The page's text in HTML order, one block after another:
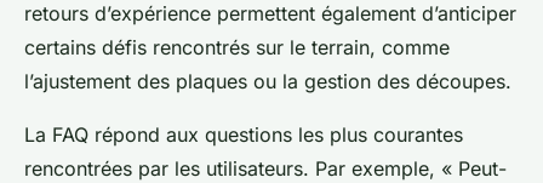
retours d’expérience permettent également d’anticiper
certains défis rencontrés sur le terrain, comme
l’ajustement des plaques ou la gestion des découpes.
La FAQ répond aux questions les plus courantes
rencontrées par les utilisateurs. Par exemple, « Peut-